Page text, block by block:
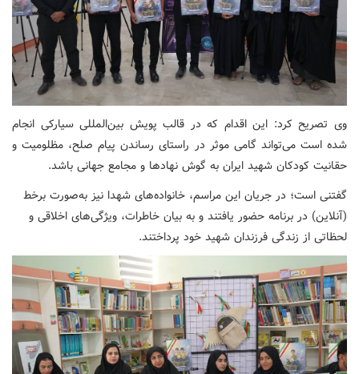
وی تصریح کرد: این اقدام که در قالب پویش بین‌المللی سیارکی انجام
شده است می‌تواند گامی موثر در راستای رساندن پیام صلح، مظلومیت و
حقانیت کودکان شهید ایران به گوش نهادها و مجامع جهانی باشد.
گفتنی است؛ در جریان این مراسم، خانواده‌های شهدا نیز به‌صورت برخط
(آنلاین) در برنامه حضور یافتند و به بیان خاطرات، ویژگی‌های اخلاقی و
لحظاتی از زندگی فرزندان شهید خود پرداختند.